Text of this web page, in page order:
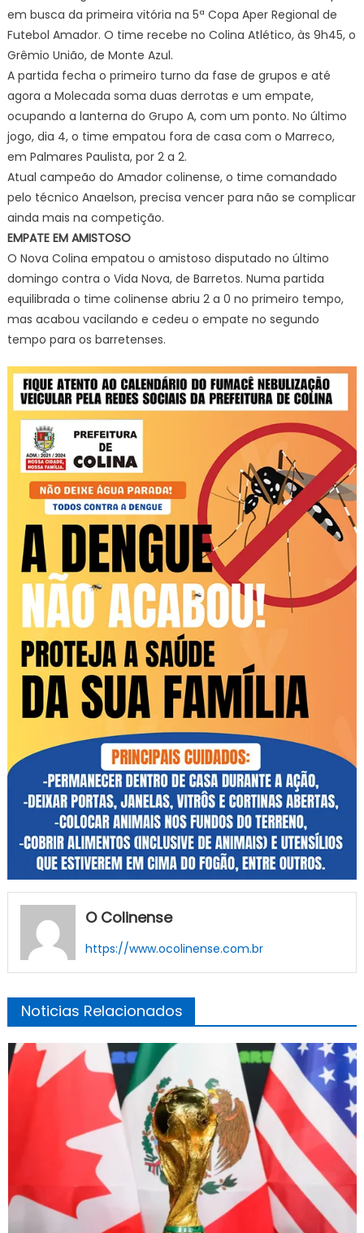
em busca da primeira vitória na 5ª Copa Aper Regional de
Futebol Amador. O time recebe no Colina Atlético, às 9h45, o
Grêmio União, de Monte Azul.
A partida fecha o primeiro turno da fase de grupos e até
agora a Molecada soma duas derrotas e um empate,
ocupando a lanterna do Grupo A, com um ponto. No último
jogo, dia 4, o time empatou fora de casa com o Marreco,
em Palmares Paulista, por 2 a 2.
Atual campeão do Amador colinense, o time comandado
pelo técnico Anaelson, precisa vencer para não se complicar
ainda mais na competição.
EMPATE EM AMISTOSO
O Nova Colina empatou o amistoso disputado no último
domingo contra o Vida Nova, de Barretos. Numa partida
equilibrada o time colinense abriu 2 a 0 no primeiro tempo,
mas acabou vacilando e cedeu o empate no segundo
tempo para os barretenses.
O Colinense
https://www.ocolinense.com.br
Noticias Relacionados